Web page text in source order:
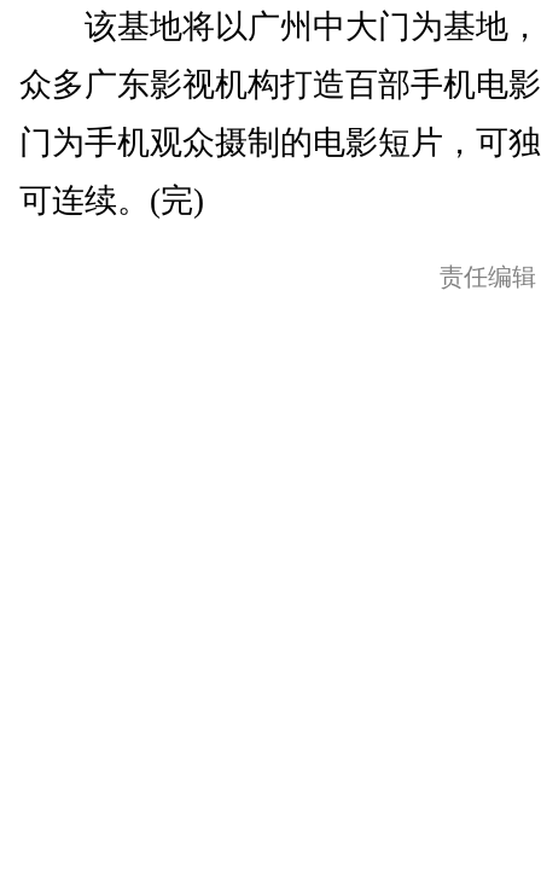
该基地将以广州中大门为基地
众多广东影视机构打造百部手机电
门为手机观众摄制的电影短片，可
可连续。(完)
责任编